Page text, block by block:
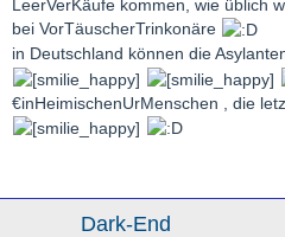
LeerVerKäufe kommen, wie üblich
bei VorTäuscherTrinkonäre
in Deutschland können die
€inHeimischenUrMenschen , die
Dark-End